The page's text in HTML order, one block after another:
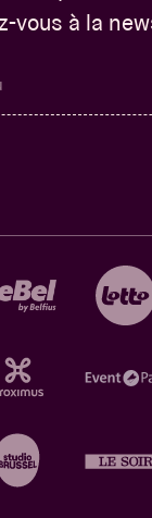
vous à la